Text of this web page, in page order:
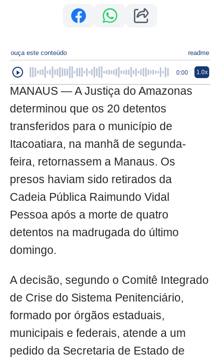
ouça este conteúdo readme
0:00 1.0x
MANAUS — A Justiça do Amazonas
determinou que os 20 detentos
transferidos para o município de
Itacoatiara, na manhã de segunda-
feira, retornassem a Manaus. Os
presos haviam sido retirados da
Cadeia Pública Raimundo Vidal
Pessoa após a morte de quatro
detentos na madrugada do último
domingo.
A decisão, segundo o Comitê Integrado
de Crise do Sistema Penitenciário,
formado por órgãos estaduais,
municipais e federais, atende a um
pedido da Secretaria de Estado de